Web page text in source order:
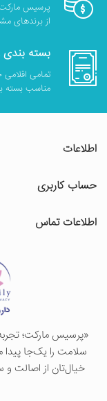
پرسیس
از برندهای
بسته بندی
تمامی
مناسب بسته
«پرسيس ماركت؛
سلامت را یک‌جا پیدا
خیال‌تان از اصالت
اطلاعات
حساب کاربری
اطلاعات تماس